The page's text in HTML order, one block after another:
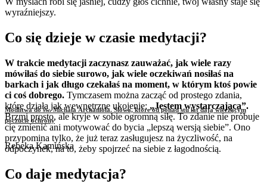
Modlitwa do św. Michała Archanioła. Słowa, które od ponad stu lat dają wierzącym
poczucie ochrony
Rebeka Kamińska
wyraźniejszy.
Co się dzieje w czasie medytacji?
W trakcie medytacji zaczynasz zauważać, jak wiele razy
mówiłaś do siebie surowo, jak wiele oczekiwań nosiłaś na
barkach i jak długo czekałaś na moment, w którym ktoś powie
ci coś dobrego. Tymczasem można zacząć od prostego zdania,
które działa jak wewnętrzne ukojenie: „Jestem wystarczająca”.
Brzmi prosto, ale kryje w sobie ogromną siłę. To zdanie nie próbuje
cię zmienić ani motywować do bycia „lepszą wersją siebie”. Ono
przypomina tylko, że już teraz zasługujesz na życzliwość, na
odpoczynek, na to, żeby spojrzeć na siebie z łagodnością.
Co daje medytacja?